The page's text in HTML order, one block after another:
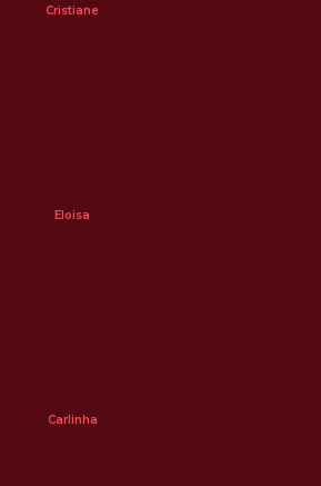
Cristiane
Eloisa
Carlinha